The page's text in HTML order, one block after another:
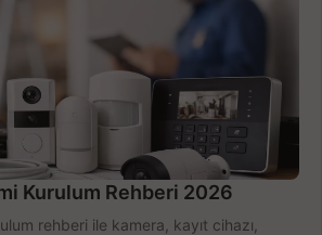
Kurulum Rehberi 2026
rehberi ile kamera, kayıt cihazı,